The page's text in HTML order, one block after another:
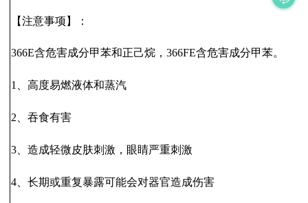
【注意事项】：
366E含危害成分甲苯和正己烷，366FE含危害成分甲苯。
1、高度易燃液体和蒸汽
2、吞食有害
3、造成轻微皮肤刺激，眼睛严重刺激
4、长期或重复暴露可能会对器官造成伤害